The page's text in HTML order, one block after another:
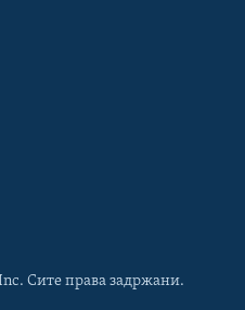
Сите права задржани.